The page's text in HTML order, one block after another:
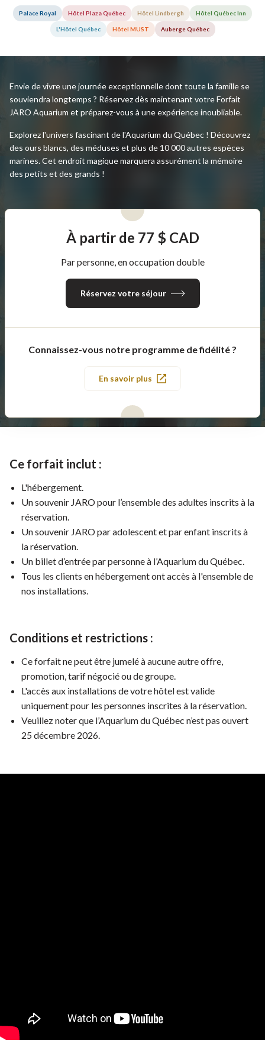
Palace Royal Hôtel Plaza Québec Hôtel Lindbergh Hôtel Québec Inn
L'Hôtel Québec Hôtel MUST Auberge Québec
Envie de vivre une journée exceptionnelle dont toute la famille se
souviendra longtemps ? Réservez dès maintenant votre Forfait
JARO Aquarium et préparez-vous à une expérience inoubliable.
Explorez l'univers fascinant de l'Aquarium du Québec ! Découvrez
des ours blancs, des méduses et plus de 10 000 autres espèces
marines. Cet endroit magique marquera assurément la mémoire
des petits et des grands !
À partir de 77 $ CAD
Par personne, en occupation double
Réservez votre séjour
Connaissez-vous notre programme de fidélité ?
En savoir plus
Ce forfait inclut :
L'hébergement.
Un souvenir JARO pour l’ensemble des adultes inscrits à la
réservation.
Un souvenir JARO par adolescent et par enfant inscrits à
la réservation.
Un billet d’entrée par personne à l’Aquarium du Québec.
Tous les clients en hébergement ont accès à l'ensemble de
nos installations.
Conditions et restrictions :
Ce forfait ne peut être jumelé à aucune autre offre,
promotion, tarif négocié ou de groupe.
L'accès aux installations de votre hôtel est valide
uniquement pour les personnes inscrites à la réservation.
Veuillez noter que l’Aquarium du Québec n’est pas ouvert
25 décembre 2026.